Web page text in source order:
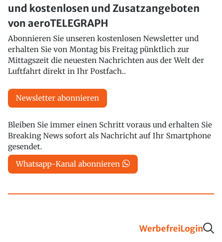
und kostenlosen und Zusatzangeboten
von aeroTELEGRAPH
Abonnieren Sie unseren kostenlosen Newsletter und
erhalten Sie von Montag bis Freitag pünktlich zur
Mittagszeit die neuesten Nachrichten aus der Welt der
Luftfahrt direkt in Ihr Postfach..
Newsletter abonnieren
Bleiben Sie immer einen Schritt voraus und erhalten Sie
Breaking News sofort als Nachricht auf Ihr Smartphone
gesendet.
Whatsapp-Kanal abonnieren
WerbefreiLogin